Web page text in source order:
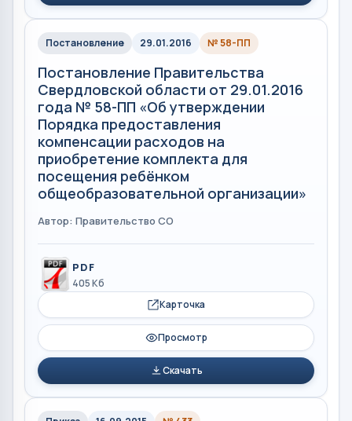
Постановление 29.01.2016 № 58-ПП
Постановление Правительства
Свердловской области от 29.01.2016
года № 58-ПП «Об утверждении
Порядка предоставления
компенсации расходов на
приобретение комплекта для
посещения ребёнком
общеобразовательной организации»
Автор: Правительство СО
PDF
405 Кб
Карточка
Просмотр
Скачать